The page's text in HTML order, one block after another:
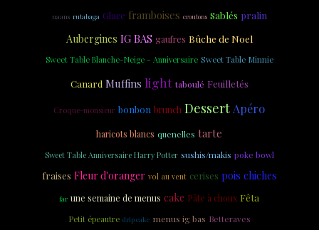
naans rutabaga Glace framboises croutons Sablés pralin
Aubergines IG BAS gaufres Bûche de Noel
Sweet Table Blanche-Neige - Anniversaire Sweet Table Minnie
Canard Muffins light taboulé Feuilletés
Croque-monsieur bonbon brunch Dessert Apéro
haricots blancs quenelles tarte
Sweet Table Anniversaire Harry Potter sushis/makis poke bowl
fraises Fleur d'oranger vol au vent cerises pois chiches
far une semaine de menus cake Pâte à choux Fêta
Petit épeautre drip cake menus ig bas Betteraves